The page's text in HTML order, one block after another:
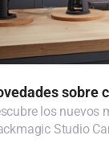
sobre
los nuevos
Studio